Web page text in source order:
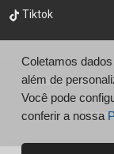
Tiktok
© São Caetano
Coletamos
além de
Você pode
conferir a nossa